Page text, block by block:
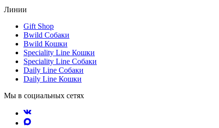
Линии
Gift Shop
Bwild Собаки
Bwild Кошки
Speciality Line Кошки
Speciality Line Собаки
Daily Line Собаки
Daily Line Кошки
Мы в социальных сетях